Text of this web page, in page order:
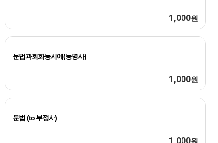
1,000원
문법과회화동시에(동명사)
1,000원
문법 (to 부정사)
1,000원